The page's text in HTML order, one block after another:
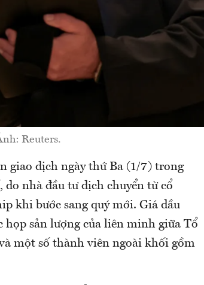
Reuters.
giao dịch ngày thứ Ba (1/7) trong
nhà đầu tư dịch chuyển từ cổ
khi bước sang quý mới. Giá dầu
sản lượng của liên minh giữa Tổ
một số thành viên ngoài khối gồm